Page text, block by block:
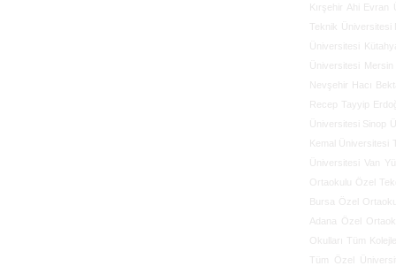
Kırşehir Ahi Evran
Teknik Üniversitesi
Üniversitesi
Üniversitesi
Nevşehir Hacı
Recep Tayyip
Üniversitesi
Sinop
Kemal Üniversitesi
Üniversitesi
Van
Ortaokulu
Özel
Bursa Özel
Adana Özel
Okulları
Tüm
Tüm Özel